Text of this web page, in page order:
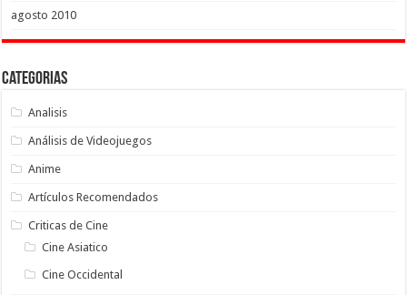
agosto 2010
Categorias
Analisis
Análisis de Videojuegos
Anime
Artículos Recomendados
Criticas de Cine
Cine Asiatico
Cine Occidental